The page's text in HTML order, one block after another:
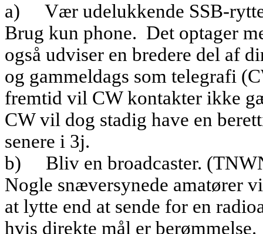
a)
Vær udelukkende SSB-
Brug kun phone. Det optager
også udviser en bredere del af
og gammeldags som telegrafi
fremtid vil CW kontakter ikke
CW vil dog stadig have en
senere i 3j.
b)
Bliv en broadcaster.
Nogle snæversynede amatører
at lytte end at sende for en
hvis direkte mål er berømmelse.